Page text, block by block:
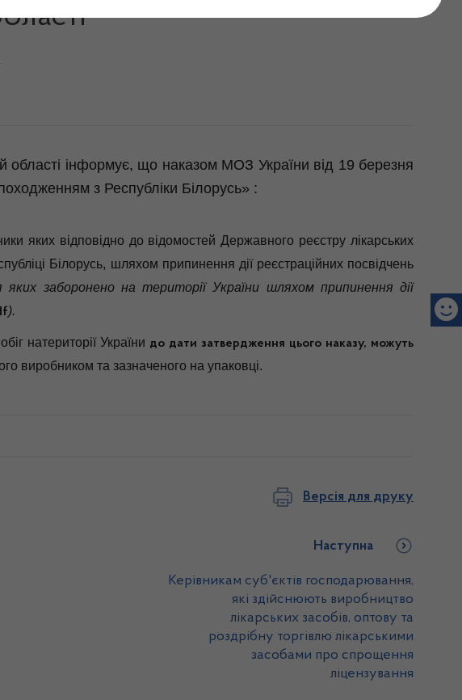
області інформує, що наказом МОЗ України від 19 березня
з Республіки Білорусь» :
яких відповідно до відомостей Державного реєстру лікарських
Білорусь, шляхом припинення дії реєстраційних посвідчень
яких заборонено на території України шляхом припинення дії
).
натериторії України до дати затвердження цього наказу, можуть
виробником та зазначеного на упаковці.
Версія для друку
Наступна
Керівникам суб'єктів господарювання,
які здійснюють виробництво
лікарських засобів, оптову та
роздрібну торгівлю лікарськими
засобами про спрощення
ліцензування